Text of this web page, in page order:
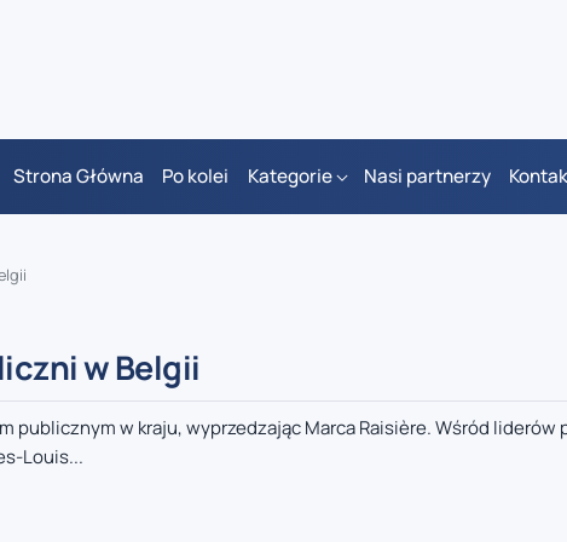
Strona Główna Po kolei Kategorie Nasi partnerzy
w Belgii
w kraju, wyprzedzając Marca Raisière. Wśród liderów
Louis...